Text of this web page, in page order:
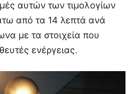
αυτών των τιμολογίων
από τα 14 λεπτά ανά
με τα στοιχεία που
ενέργειας.